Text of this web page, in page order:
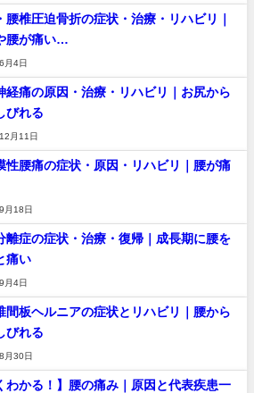
腰椎圧迫骨折の症状・治療・リハビリ｜
腰が痛い…
月4日
経痛の原因・治療・リハビリ｜お尻から
びれる
月11日
性腰痛の症状・原因・リハビリ｜腰が痛
月18日
離症の症状・治療・復帰｜成長期に腰を
痛い
月4日
間板ヘルニアの症状とリハビリ｜腰から
びれる
月30日
わかる！】腰の痛み｜原因と代表疾患一